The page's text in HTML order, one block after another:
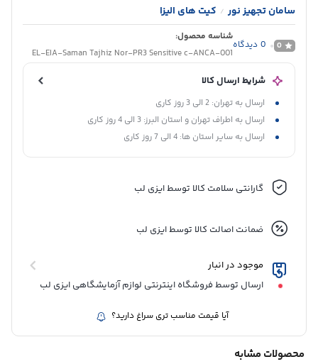
سامان تجهیز نور / کیت های الیزا
0
0 دیدگاه
شناسه محصول:
EL-EIA-Saman Tajhiz Nor-PR3 Sensitive c-ANCA-001
شرایط ارسال کالا
ارسال به تهران: 2 الی 3 روز کاری
ارسال به اطراف تهران و استان البرز: 3 الی 4 روز کاری
ارسال به سایر استان ها: 4 الی 7 روز کاری
گارانتی سلامت کالا توسط ایزی لب
ضمانت اصالت کالا توسط ایزی لب
موجود در انبار
ارسال توسط فروشگاه اینترنتی لوازم آزمایشگاهی ایزی لب
آیا قیمت مناسب تری سراغ دارید؟
محصولات مشابه